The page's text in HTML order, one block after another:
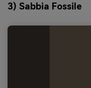
3) Sabbia Fossile